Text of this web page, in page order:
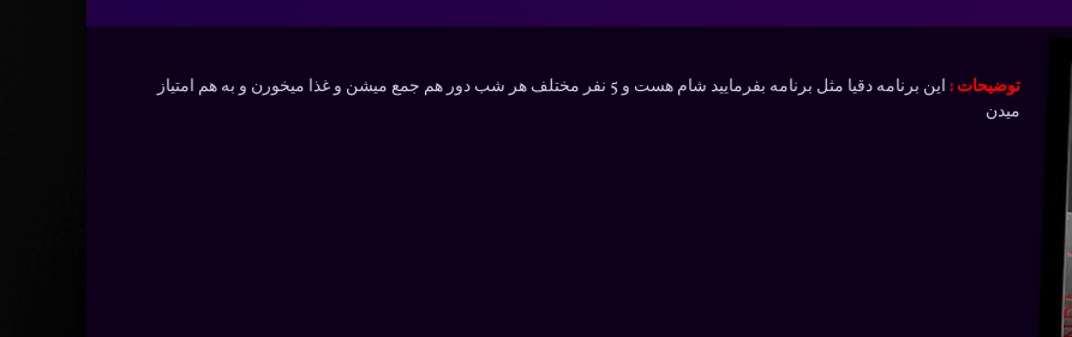
توضیحات :
این برنامه دقیا مثل برنامه بفرمایید شام هست و 5 نفر مختلف هر شب دور هم جمع میشن و غذا میخورن و به هم امتیاز
میدن